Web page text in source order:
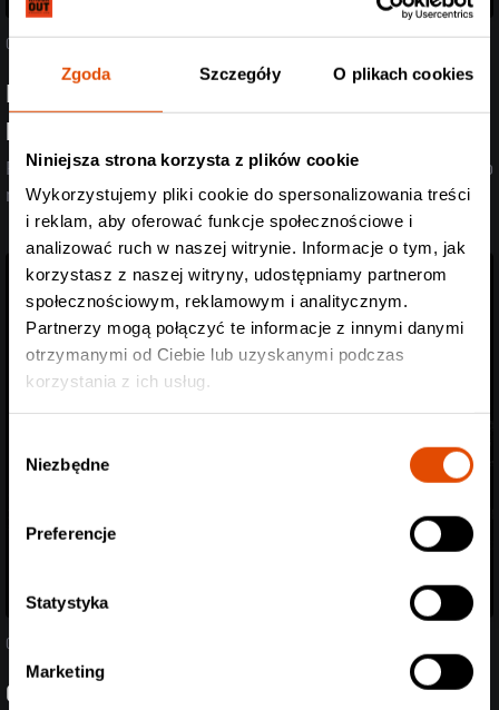
Zgoda Szczegóły O plikach cookies
Niniejsza strona korzysta z plików cookie
Wykorzystujemy pliki cookie do spersonalizowania treści
i reklam, aby oferować funkcje społecznościowe i
analizować ruch w naszej witrynie. Informacje o tym, jak
korzystasz z naszej witryny, udostępniamy partnerom
społecznościowym, reklamowym i analitycznym.
Partnerzy mogą połączyć te informacje z innymi danymi
otrzymanymi od Ciebie lub uzyskanymi podczas
korzystania z ich usług.
zgody
Niezbędne
Preferencje
Statystyka
Marketing
05.08.2026
Poznaliśmy support Spineshank i Hed PE! Przed
headlinerami wystąpią Mü
Post-rock, przebojowe refreny i death metal w jednym? Dla nich to
nie problem!
04.08.2026
Ghøstkid wraca z nową płytą!